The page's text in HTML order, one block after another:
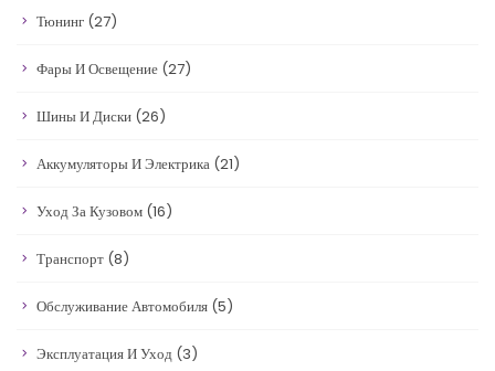
Тюнинг (27)
Фары И Освещение (27)
Шины И Диски (26)
Аккумуляторы И Электрика (21)
Уход За Кузовом (16)
Транспорт (8)
Обслуживание Автомобиля (5)
Эксплуатация И Уход (3)